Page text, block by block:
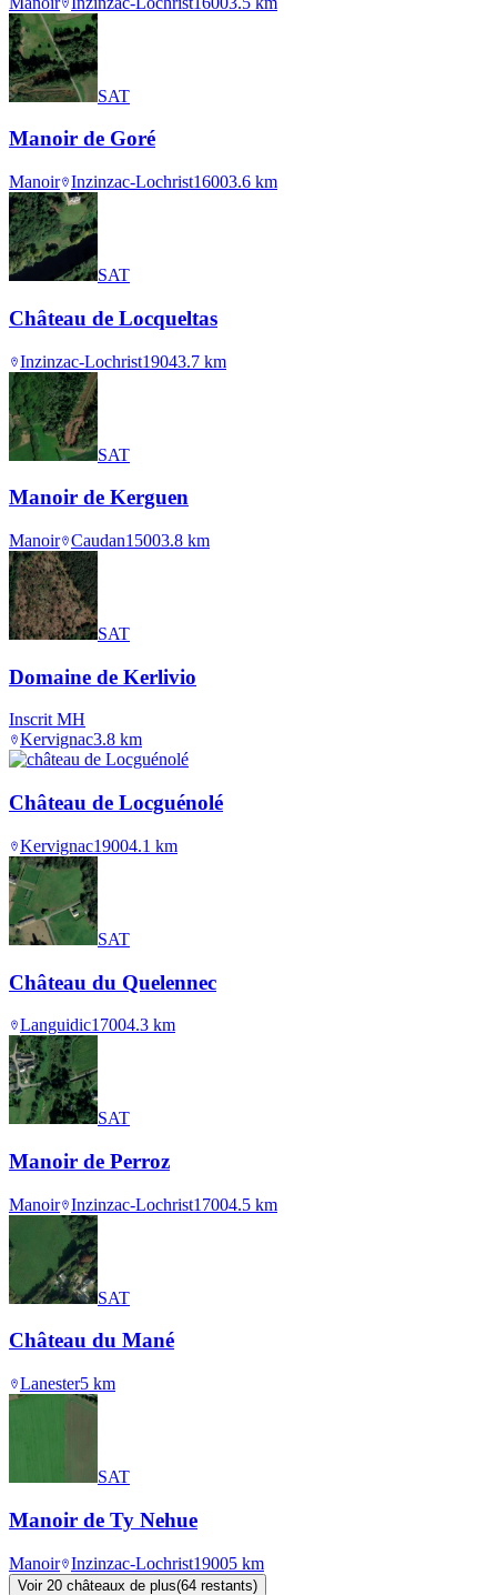
SAT
Manoir de Goré
Manoir Inzinzac-Lochrist16003.6 km
SAT
Château de Locqueltas
Inzinzac-Lochrist19043.7 km
SAT
Manoir de Kerguen
Manoir Caudan15003.8 km
SAT
Domaine de Kerlivio
Inscrit MH
Kervignac3.8 km
Château de Locguénolé
Kervignac19004.1 km
SAT
Château du Quelennec
Languidic17004.3 km
SAT
Manoir de Perroz
Manoir Inzinzac-Lochrist17004.5 km
SAT
Château du Mané
Lanester5 km
SAT
Manoir de Ty Nehue
Manoir Inzinzac-Lochrist19005 km
Voir 20 châteaux de plus(64 restants)